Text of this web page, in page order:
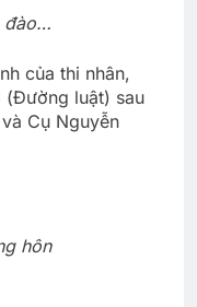
đào…
của thi nhân,
(Đường luật) sau
Cụ Nguyễn
hôn